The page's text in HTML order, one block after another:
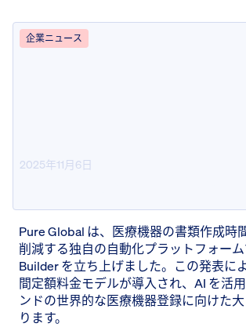
企業ニュース
2025年11月6日
Pure Global は、医療機器の書類作成時
削減する独自の自動化プラットフォー
Builder を立ち上げました。この発表に
間定額料金モデルが導入され、AI を活
ンドの世界的な医療機器登録に向けた
ります。